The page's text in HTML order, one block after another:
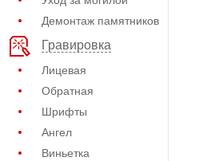
Демонтаж памятников
Гравировка
Лицевая
Обратная
Шрифты
Ангел
Виньетка